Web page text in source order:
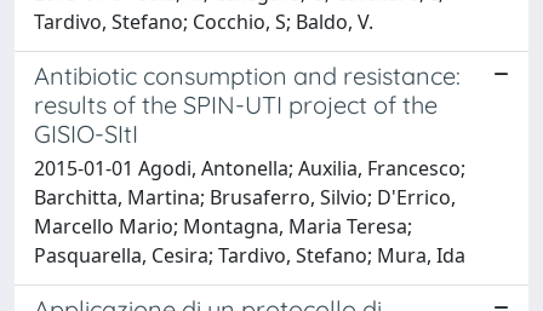
Tardivo, Stefano; Cocchio, S; Baldo, V.
Antibiotic consumption and resistance:
results of the SPIN-UTI project of the
GISIO-SItI
2015-01-01 Agodi, Antonella; Auxilia, Francesco;
Barchitta, Martina; Brusaferro, Silvio; D'Errico,
Marcello Mario; Montagna, Maria Teresa;
Pasquarella, Cesira; Tardivo, Stefano; Mura, Ida